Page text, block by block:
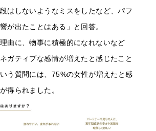
はしないようなミスをしたなど、パフ
が出たことはある」と回答。
理由に、物事に積極的になれないなど
ガティブな感情が増えたと感じたこと
う質問には、75%の女性が増えたと感
得られました。